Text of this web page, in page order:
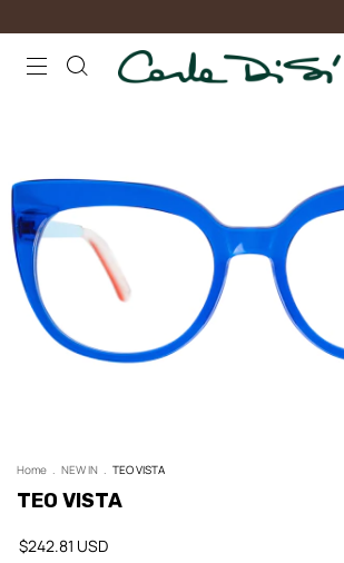
Home NEW IN TEO VISTA
TEO VISTA
$242.81 USD